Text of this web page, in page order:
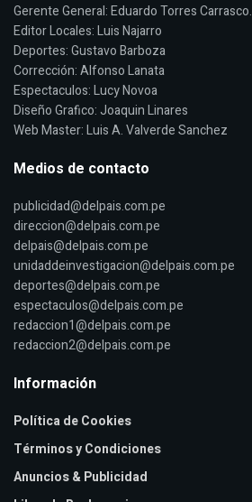
Gerente General: Eduardo Torres Carrasco.
Editor Locales: Luis Najarro
Deportes: Gustavo Barboza
Corrección: Alfonso Lanata
Espectaculos: Lucy Novoa
Diseño Grafico: Joaquin Linares
Web Master: Luis A. Valverde Sanchez
Medios de contacto
publicidad@delpais.com.pe
direccion@delpais.com.pe
delpais@delpais.com.pe
unidaddeinvestigacion@delpais.com.pe
deportes@delpais.com.pe
espectaculos@delpais.com.pe
redaccion1@delpais.com.pe
redaccion2@delpais.com.pe
Información
Política de Cookies
Términos y Condiciones
Anuncios & Publicidad